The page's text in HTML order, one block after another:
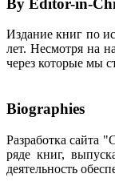
Издание книг по
лет. Несмотря на
через которые мы
Biographies
Разработка сайта
ряде книг,
деятельность